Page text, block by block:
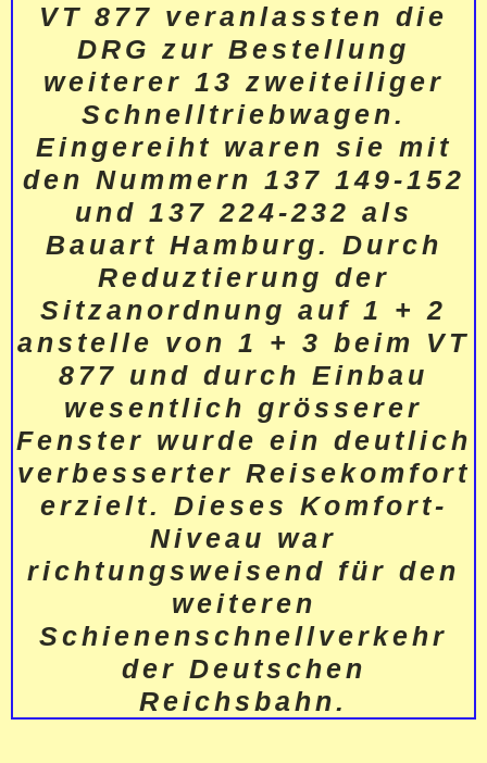
VT 877 veranlassten die
DRG zur Bestellung
weiterer 13 zweiteiliger
Schnelltriebwagen.
Eingereiht waren sie mit
den Nummern 137 149-152
und 137 224-232 als
Bauart Hamburg. Durch
Reduztierung der
Sitzanordnung auf 1 + 2
anstelle von 1 + 3 beim VT
877 und durch Einbau
wesentlich grösserer
Fenster wurde ein deutlich
verbesserter Reisekomfort
erzielt. Dieses Komfort-
Niveau war
richtungsweisend für den
weiteren
Schienenschnellverkehr
der Deutschen
Reichsbahn.